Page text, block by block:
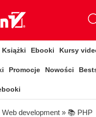
Książki Ebooki Kursy
Promocje Nowości
Web development » 📚 PHP